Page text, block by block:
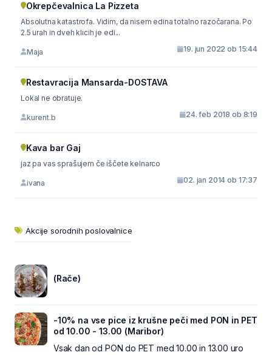
Okrepčevalnica La Pizzeta
Absolutna katastrofa. Vidim, da nisem edina totalno razočarana. Po
2.5 urah in dveh klicih je edi...
Maja 19. jun 2022 ob 15:44
Restavracija Mansarda-DOSTAVA
Lokal ne obratuje.
kurent.b 24. feb 2018 ob 8:19
Kava bar Gaj
jaz pa vas sprašujem če iščete kelnarco
ivana 02. jan 2014 ob 17:37
Akcije sorodnih poslovalnice
(Rače)
-10% na vse pice iz krušne peči med PON in PET
od 10.00 - 13.00 (Maribor)
Vsak dan od PON do PET med 10.00 in 13.00 uro